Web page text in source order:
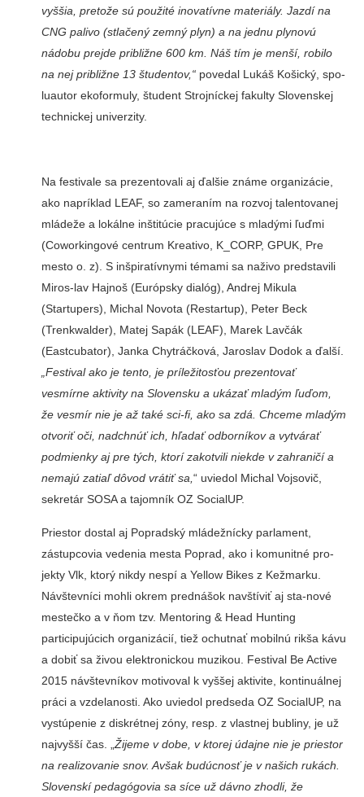
vyššia, pretože sú použité inovatívne materiály. Jazdí na
CNG palivo (stlačený zem­ný plyn) a na jednu plynovú
nádobu prejde približne 600 km. Náš tím je menší, robilo
na nej približne 13 študentov,“ povedal Lukáš Košický, spo­
luautor ekoformuly, študent Strojníckej fakulty Slovenskej
technickej univerzity.
Na festivale sa prezentovali aj ďalšie známe organizácie,
ako napríklad LEAF, so zameraním na rozvoj talentovanej
mláde­že a lokálne inštitúcie pracujúce s mladými ľuďmi
(Coworkingo­vé centrum Kreativo, K_CORP, GPUK, Pre
mesto o. z). S inšpira­tívnymi témami sa na­živo predstavili
Miros-lav Hajnoš (Európsky dialóg), Andrej Miku­la
(Startupers), Michal Novota (Restartup), Pe­ter Beck
(Trenkwalder), Matej Sapák (LEAF), Marek Lavčák
(Eastcubator), Janka Chytráčková, Jaroslav Dodok a ďalší.
„Festival ako je tento, je príležitosťou pre­zentovať
vesmírne aktivity na Slovensku a ukázať mladým ľuďom,
že vesmír nie je až také sci-fi, ako sa zdá. Chceme mla­dým
otvoriť oči, nadchnúť ich, hľadať odborníkov a vytvárať
podmienky aj pre tých, ktorí zakotvili niekde v zahraničí a
nemajú zatiaľ dôvod vrátiť sa,“ uviedol Michal Vojsovič,
sekretár SOSA a tajomník OZ SocialUP.
Priestor dostal aj Poprad­ský mládežnícky parlament,
zástupcovia vedenia mesta Poprad, ako i komunitné pro­
jekty Vlk, ktorý nikdy nespí a Yellow Bikes z Kežmarku.
Návštevníci mohli okrem prednášok navštíviť aj sta-nové
mestečko a v ňom tzv. Mentoring & Head Hunting
participujúcich organizá­cií, tiež ochutnať mobilnú rikša kávu
a dobiť sa živou elektronickou muzikou. Fes­tival Be Active
2015 návštevní­kov motivoval k vyššej aktivi­te, kontinuálnej
práci a vzde­lanosti. Ako uviedol predseda OZ SocialUP, na
vystúpenie z diskrétnej zóny, resp. z vlast­nej bubliny, je už
najvyšší čas. „ Žijeme v dobe, v ktorej údajne nie je priestor
na realizovanie snov. Avšak budúcnosť je v našich rukách.
Slovenskí pedagógovia sa síce už dávno zhodli, že